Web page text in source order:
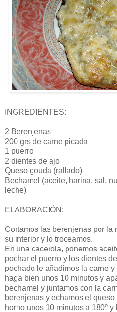
INGREDIENTES:
2 Berenjenas
200 grs de carne picada
1 puerro
2 dientes de ajo
Queso gouda (rallado)
Bechamel (aceite, harina, sal,
leche)
ELABORACIÓN:
Cortamos las berenjenas por la
su interior y lo troceamos.
En una cacerola, ponemos
pochar el puerro y los dientes
pochado le añadimos la carne
haga bien unos 10 minutos y
bechamel y juntamos con la
berenjenas y echamos el queso
horno unos 10 minutos a 180º